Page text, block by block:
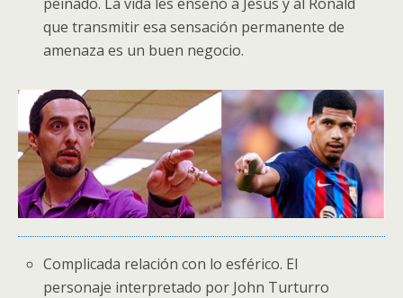
que transmitir esa sensación permanente de
amenaza es un buen negocio.
Complicada relación con lo esférico. El
personaje interpretado por John Turturro